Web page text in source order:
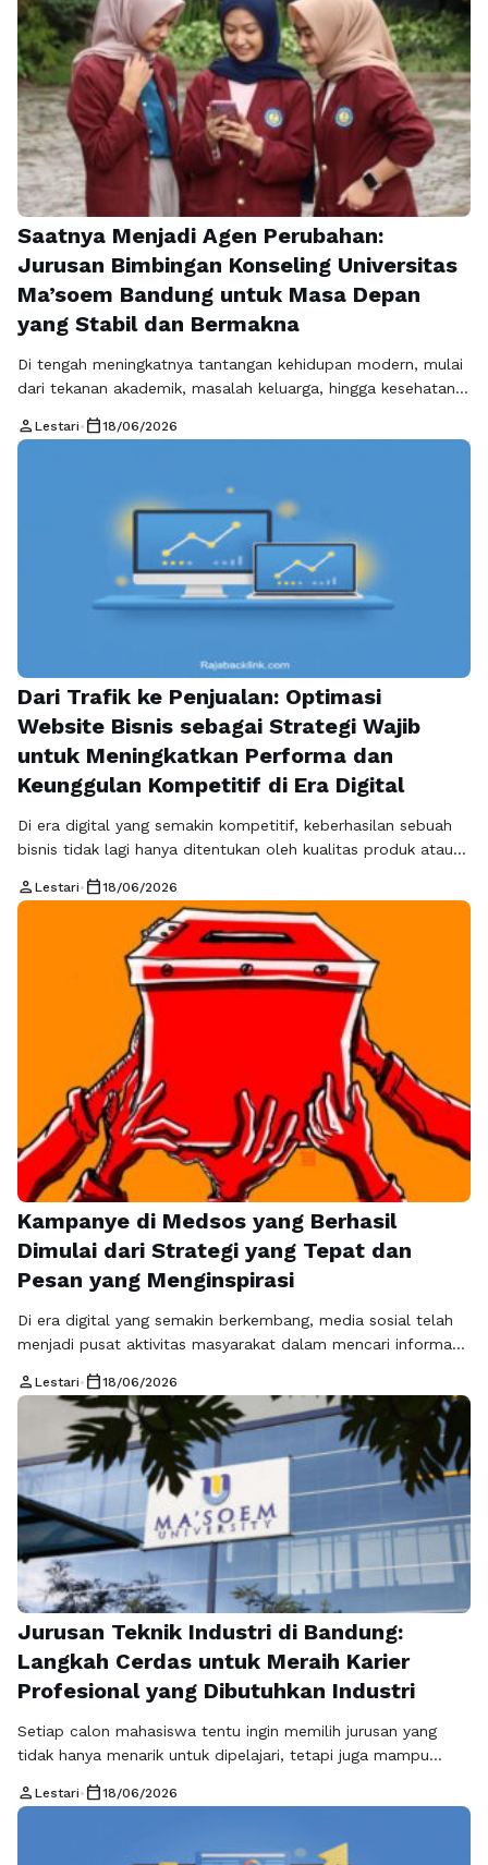
Saatnya Menjadi Agen Perubahan:
Jurusan Bimbingan Konseling Universitas
Ma’soem Bandung untuk Masa Depan
yang Stabil dan Bermakna
Di tengah meningkatnya tantangan kehidupan modern, mulai
dari tekanan akademik, masalah keluarga, hingga kesehatan
bidang pendampingan manusia menjadi semakin penting.
salah satu pilihan studi yang tidak hanya relevan, tetapi juga
sangat dibutuhkan di berbagai sektor kehidupan. Bagi Anda
Baca Selengkapnya
person Lestari• calendar_today18/06/2026
Dari Trafik ke Penjualan: Optimasi
Website Bisnis sebagai Strategi Wajib
untuk Meningkatkan Performa dan
Keunggulan Kompetitif di Era Digital
Di era digital yang semakin kompetitif, keberhasilan sebuah
bisnis tidak lagi hanya ditentukan oleh kualitas produk atau
yang dimiliki. Konsumen modern memiliki kebiasaan baru:
sebelum membeli, mereka mencari informasi terlebih dahulu
melalui internet, membandingkan berbagai pilihan, dan
menilai kredibilitas sebuah brand melalui website. Dalam
kondisi ini, optimasi …Baca Selengkapnya
person Lestari• calendar_today18/06/2026
Kampanye di Medsos yang Berhasil
Dimulai dari Strategi yang Tepat dan
Pesan yang Menginspirasi
Di era digital yang semakin berkembang, media sosial telah
menjadi pusat aktivitas masyarakat dalam mencari informasi,
berbagai isu publik. Perubahan ini membuat kampanye di
medsos menjadi salah satu strategi paling efektif bagi partai
politik untuk membangun citra, memperkenalkan program
kerja, dan mendapatkan dukungan masyarakat secara lebih
luas. Dahulu, kampanye politik …
Baca Selengkapnya
person Lestari• calendar_today18/06/2026
Jurusan Teknik Industri di Bandung:
Langkah Cerdas untuk Meraih Karier
Profesional yang Dibutuhkan Industri
Setiap calon mahasiswa tentu ingin memilih jurusan yang
tidak hanya menarik untuk dipelajari, tetapi juga mampu
perkembangan teknologi, digitalisasi, dan persaingan global
dengan kebutuhan industri menjadi keputusan yang sangat
person Lestari• calendar_today18/06/2026